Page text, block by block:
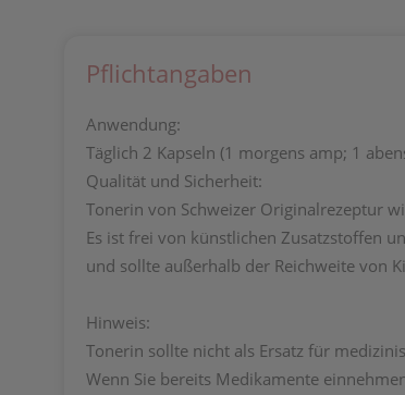
Pflichtangaben
Anwendung:
Täglich 2 Kapseln (1 morgens amp; 1
Qualität und Sicherheit:
Tonerin von Schweizer Originalrezeptur
Es ist frei von künstlichen Zusatzstoffen
und sollte außerhalb der Reichweite von
Hinweis:
Tonerin sollte nicht als Ersatz für
Wenn Sie bereits Medikamente